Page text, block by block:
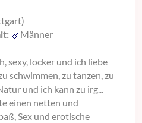
Männer
sexy, locker und ich liebe
schwimmen, zu tanzen, zu
und ich kann zu irg...
einen netten und
Sex und erotische